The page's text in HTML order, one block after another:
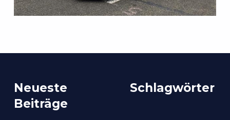
Neueste
Beiträge
Schlagwörter